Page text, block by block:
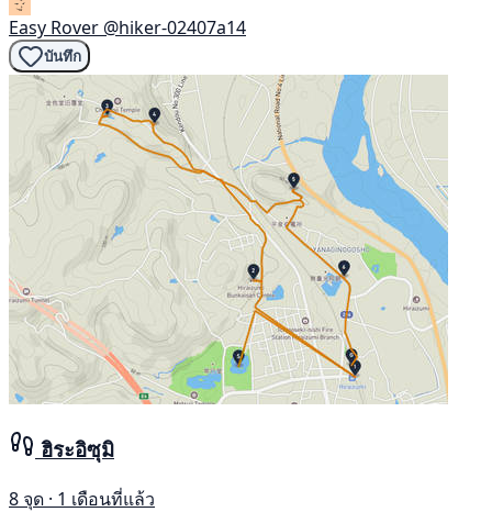
Easy Rover @hiker-02407a14
บันทึก
ฮิระอิซุมิ
8 จุด · 1 เดือนที่แล้ว